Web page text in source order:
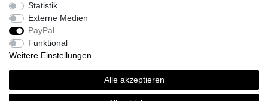
Barrierefreiheitserklärung
Versandkosten
© Topi´s Farben GmbH 2026 | Alle Rechte vorbehalten.
Statistik
Externe Medien
PayPal
Funktional
Weitere Einstellungen
Alle akzeptieren